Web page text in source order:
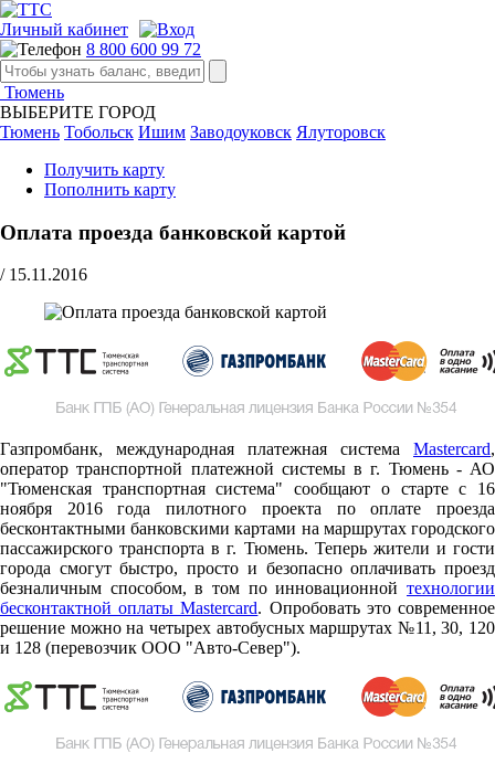
Личный кабинет
8 800 600 99 72
Тюмень
ВЫБЕРИТЕ ГОРОД
Тюмень Тобольск Ишим Заводоуковск Ялуторовск
Получить карту
Пополнить карту
Оплата проезда банковской картой
/ 15.11.2016
Газпромбанк, международная платежная система Mastercard,
оператор транспортной платежной системы в г. Тюмень - АО
"Тюменская транспортная система" сообщают о старте c 16
ноября 2016 года пилотного проекта по оплате проезда
бесконтактными банковскими картами на маршрутах городского
пассажирского транспорта в г. Тюмень. Теперь жители и гости
города смогут быстро, просто и безопасно оплачивать проезд
безналичным способом, в том по инновационной технологии
бесконтактной оплаты Mastercard. Опробовать это современное
решение можно на четырех автобусных маршрутах №11, 30, 120
и 128 (перевозчик ООО "Авто-Север").